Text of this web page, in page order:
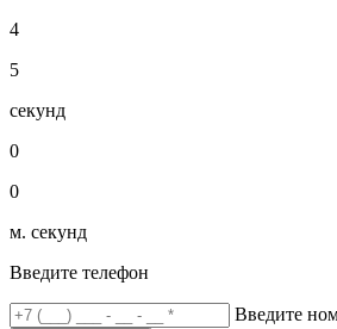
4
5
секунд
0
0
м. секунд
Введите телефон
Введите